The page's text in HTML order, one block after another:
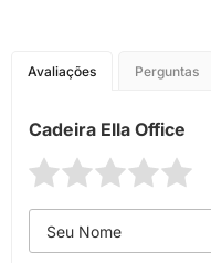
Avaliações Perguntas
Cadeira Ella Office